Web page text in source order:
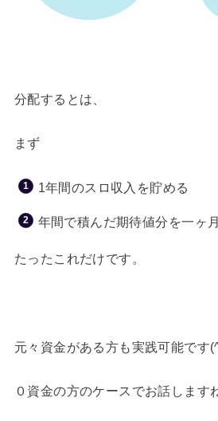
分配するとは、
まず
1年間のスロ収入を貯める
年間で積んだ期待値分を一ヶ
たったこれだけです。
元々資金がある方も実践可能です
０資金の方のケースでお話します